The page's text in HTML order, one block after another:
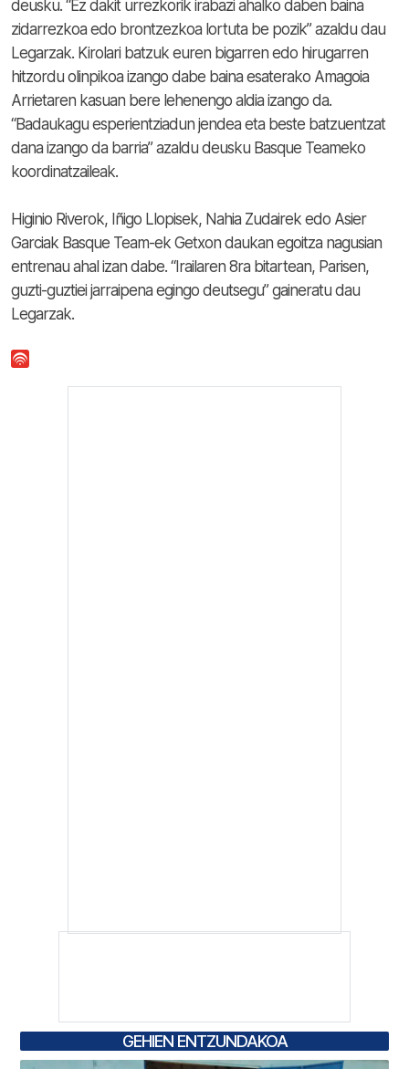
deusku. “Ez dakit urrezkorik irabazi ahalko daben baina
zidarrezkoa edo brontzezkoa lortuta be pozik” azaldu dau
Legarzak. Kirolari batzuk euren bigarren edo hirugarren
hitzordu olinpikoa izango dabe baina esaterako Amagoia
Arrietaren kasuan bere lehenengo aldia izango da.
“Badaukagu esperientziadun jendea eta beste batzuentzat
dana izango da barria” azaldu deusku Basque Teameko
koordinatzaileak.
Higinio Riverok, Iñigo Llopisek, Nahia Zudairek edo Asier
Garciak Basque Team-ek Getxon daukan egoitza nagusian
entrenau ahal izan dabe. “Irailaren 8ra bitartean, Parisen,
guzti-guztiei jarraipena egingo deutsegu” gaineratu dau
Legarzak.
GEHIEN ENTZUNDAKOA